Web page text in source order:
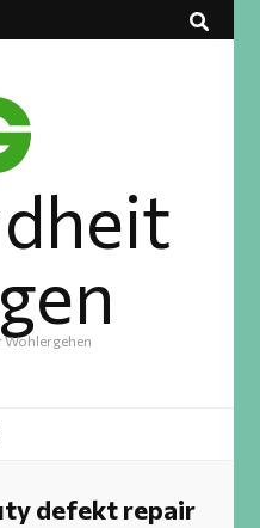
Wohlergehen
defekt repair